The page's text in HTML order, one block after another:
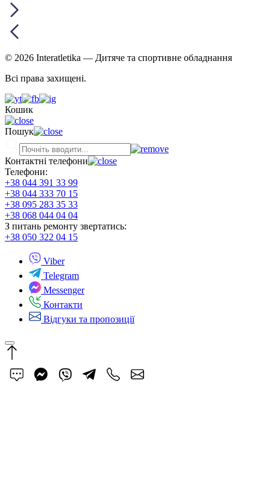
© 2026 Interatletika — Дитяче та спортивне обладнання
Всі права захищені.
Кошик
Пошук
Контактні телефони
Телефони:
+38 044 391 33 99
+38 044 333 70 15
+38 095 283 35 33
+38 068 044 04 04
З питань ремонту звертатись:
+38 050 322 04 15
Viber
Telegram
Messenger
Контакти
Відгуки та пропозиції